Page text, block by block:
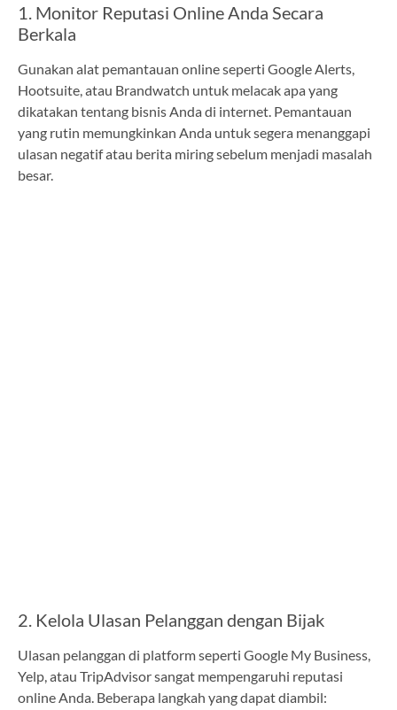
1. Monitor Reputasi Online Anda Secara
Berkala
Gunakan alat pemantauan online seperti Google Alerts,
Hootsuite, atau Brandwatch untuk melacak apa yang
dikatakan tentang bisnis Anda di internet. Pemantauan
yang rutin memungkinkan Anda untuk segera menanggapi
ulasan negatif atau berita miring sebelum menjadi masalah
besar.
2. Kelola Ulasan Pelanggan dengan Bijak
Ulasan pelanggan di platform seperti Google My Business,
Yelp, atau TripAdvisor sangat mempengaruhi reputasi
online Anda. Beberapa langkah yang dapat diambil: